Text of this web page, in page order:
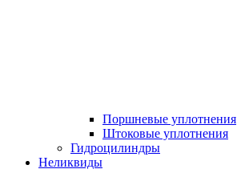
Поршневые уплотнения
Штоковые уплотнения
Гидроцилиндры
Неликвиды